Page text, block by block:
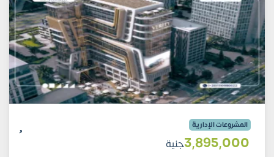
المشروعات الإدارية
3٬895٬000جنية